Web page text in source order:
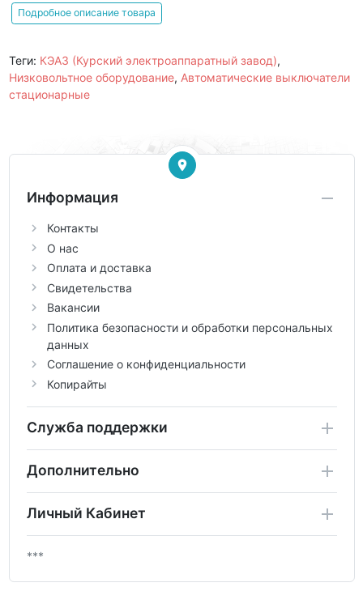
Подробное описание товара
Теги: КЭАЗ (Курский электроаппаратный завод),
Низковольтное оборудование, Автоматические выключатели
стационарные
Информация
Контакты
О нас
Оплата и доставка
Свидетельства
Вакансии
Политика безопасности и обработки персональных
данных
Соглашение о конфиденциальности
Копирайты
Служба поддержки
Дополнительно
Личный Кабинет
***